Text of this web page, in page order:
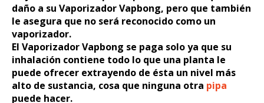
daño a su Vaporizador Vapbong, pero que también
le asegura que no será reconocido como un
vaporizador.
El Vaporizador Vapbong se paga solo ya que su
inhalación contiene todo lo que una planta le
puede ofrecer extrayendo de ésta un nivel más
alto de sustancia, cosa que ninguna otra pipa
puede hacer.